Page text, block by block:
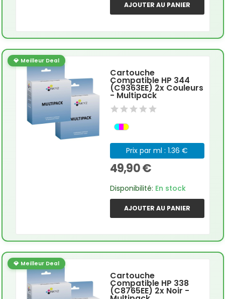
AJOUTER AU PANIER
💎 Meilleur Deal
Cartouche
Compatible HP 344
(C9363EE) 2x Couleurs
- Multipack
Prix par ml : 1.36 €
49,90 €
Disponibilité: En stock
AJOUTER AU PANIER
💎 Meilleur Deal
Cartouche
Compatible HP 338
(C8765EE) 2x Noir -